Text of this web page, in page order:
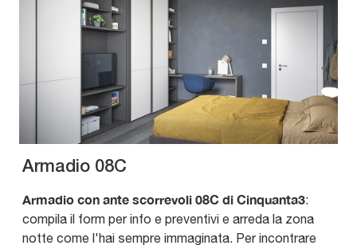
Armadio 08C
Armadio con ante scorrevoli 08C di Cinquanta3:
compila il form per info e preventivi e arreda la zona
notte come l'hai sempre immaginata. Per incontrare